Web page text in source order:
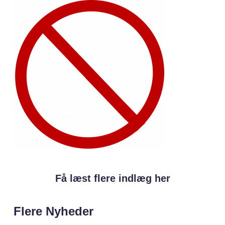
Få læst flere indlæg her
Flere Nyheder